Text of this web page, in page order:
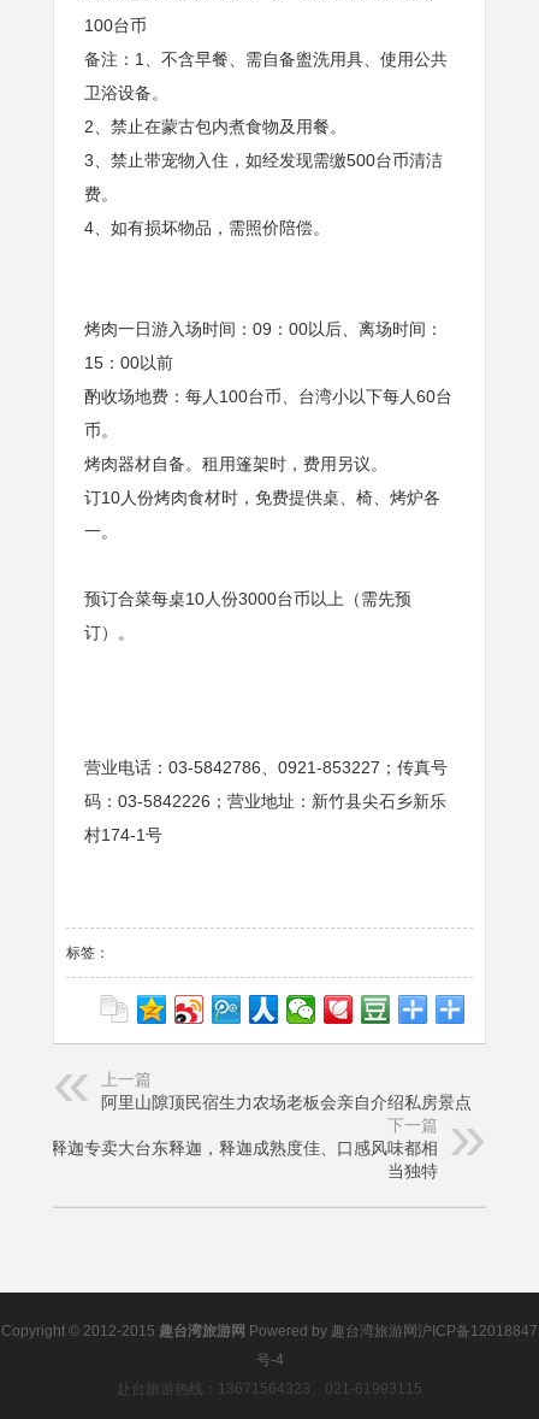
100台币
备注：1、不含早餐、需自备盥洗用具、使用公共
卫浴设备。
2、禁止在蒙古包内煮食物及用餐。
3、禁止带宠物入住，如经发现需缴500台币清洁
费。
4、如有损坏物品，需照价陪偿。
烤肉一日游入场时间：09：00以后、离场时间：
15：00以前
酌收场地费：每人100台币、台湾小以下每人60台
币。
烤肉器材自备。租用篷架时，费用另议。
订10人份烤肉食材时，免费提供桌、椅、烤炉各
一。
预订合菜每桌10人份3000台币以上（需先预
订）。
营业电话：03-5842786、0921-853227；传真号
码：03-5842226；营业地址：新竹县尖石乡新乐
村174-1号
标签：
上一篇
阿里山隙顶民宿生力农场老板会亲自介绍私房景点
下一篇
大目释迦专卖大台东释迦，释迦成熟度佳、口感风味都相
当独特
Copyright © 2012-2015 趣台湾旅游网 Powered by 趣台湾旅游网沪ICP备12018847
号-4
赴台旅游热线：13671564323、021-61993115